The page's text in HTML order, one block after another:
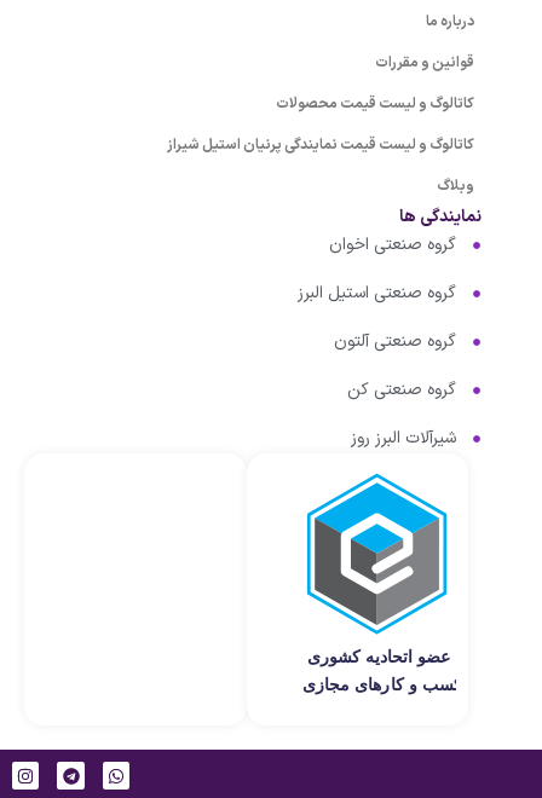
درباره ما
قوانین و مقررات
کاتالوگ و لیست قیمت محصولات
کاتالوگ و لیست قیمت نمایندگی پرنیان استیل شیراز
وبلاگ
نمایندگی ها
گروه صنعتی اخوان
گروه صنعتی استیل البرز
گروه صنعتی آلتون
گروه صنعتی کن
شیرآلات البرز روز